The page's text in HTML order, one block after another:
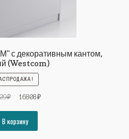
с декоративным кантом,
(Westcom)
₽
Первоначальная
составляла
18209₽.
16808₽Текущая
В корзину